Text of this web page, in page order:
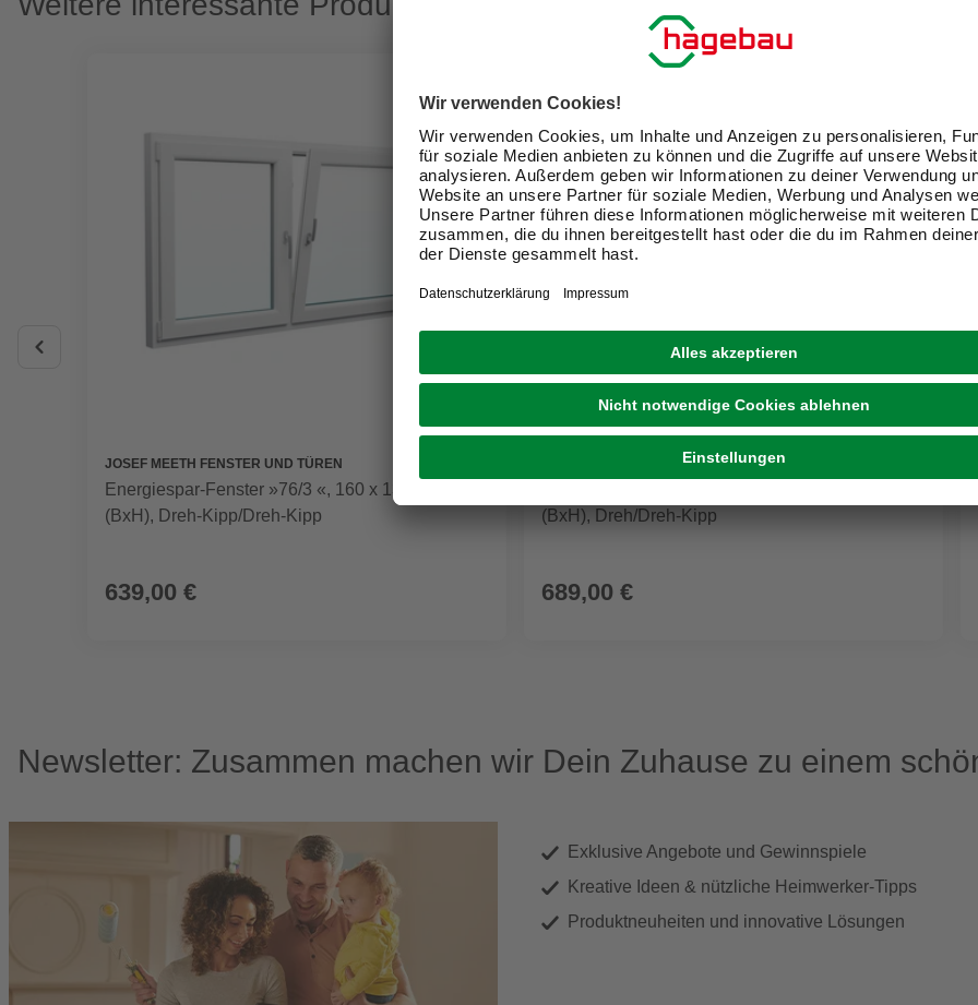
JOSEF MEETH FENSTER UND TÜREN
Energiespar-Fenster »76/3 «, 160 x 135 cm
(BxH), Dreh-Kipp/Dreh-Kipp
639,00 €
JOSEF MEETH FENSTER UND TÜREN
(BxH), Dreh/Dreh-Kipp
689,00 €
Newsletter: Zusammen machen wir Dein Zuhause zu einem
Exklusive Angebote und Gewinnspiele
Kreative Ideen & nützliche Heimwerker-Tipps
Produktneuheiten und innovative Lösungen